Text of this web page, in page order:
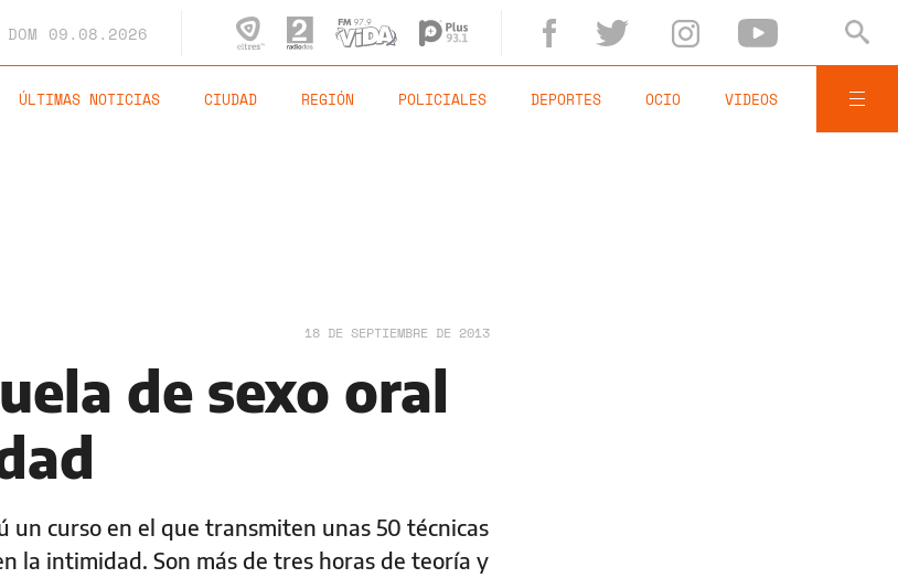
DOM 09.08.2026
ÚLTIMAS NOTICIAS CIUDAD REGIÓN POLICIALES DEPORTES OCIO VIDEOS
18 DE SEPTIEMBRE DE 2013
de sexo oral
un curso en el que transmiten unas 50 técnicas
la intimidad. Son más de tres horas de teoría y